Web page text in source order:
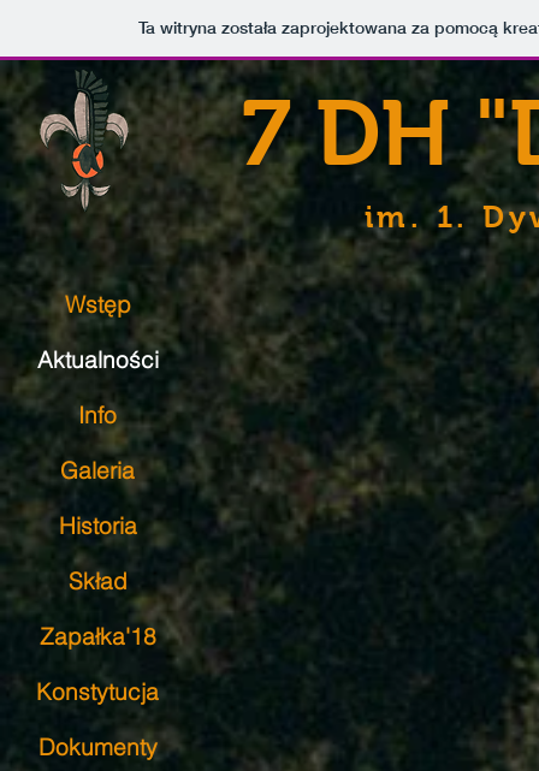
Ta witryna została zaprojektowana za pomocą
7 DH
im. 1.
Wstęp
Aktualności
Info
Galeria
Historia
Skład
Zapałka'18
Konstytucja
Dokumenty